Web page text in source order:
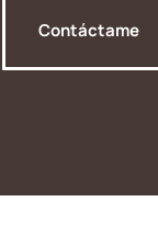
Contáctame